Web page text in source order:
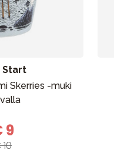
Start
Skerries -muki
9
Lelut ja pelit